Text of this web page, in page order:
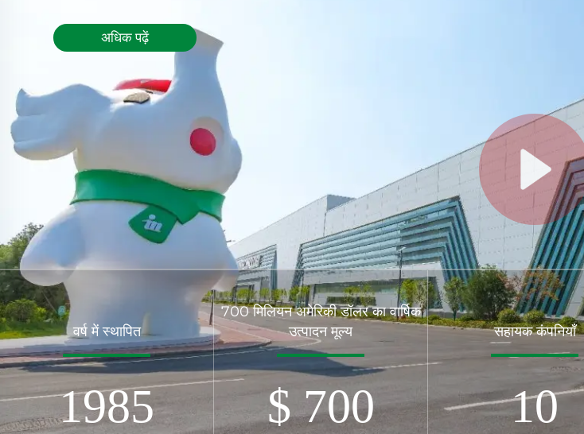
अधिक पढ़ें
वर्ष में स्थापित
1985
700 मिलियन अमेरिकी डॉलर का वार्षिक
उत्पादन मूल्य
$700
सहायक कंपनियाँ
10